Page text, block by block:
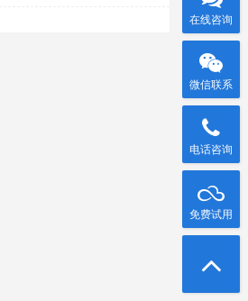
在线咨询
微信联系
电话咨询
免费试用